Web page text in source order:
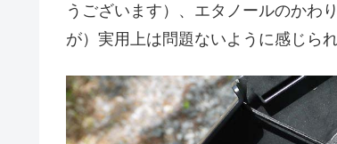
うございます）、エタノールのかわ
が）実用上は問題ないように感じら